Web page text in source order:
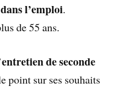
l’emploi.
de 55 ans.
entretien de seconde
point sur ses souhaits